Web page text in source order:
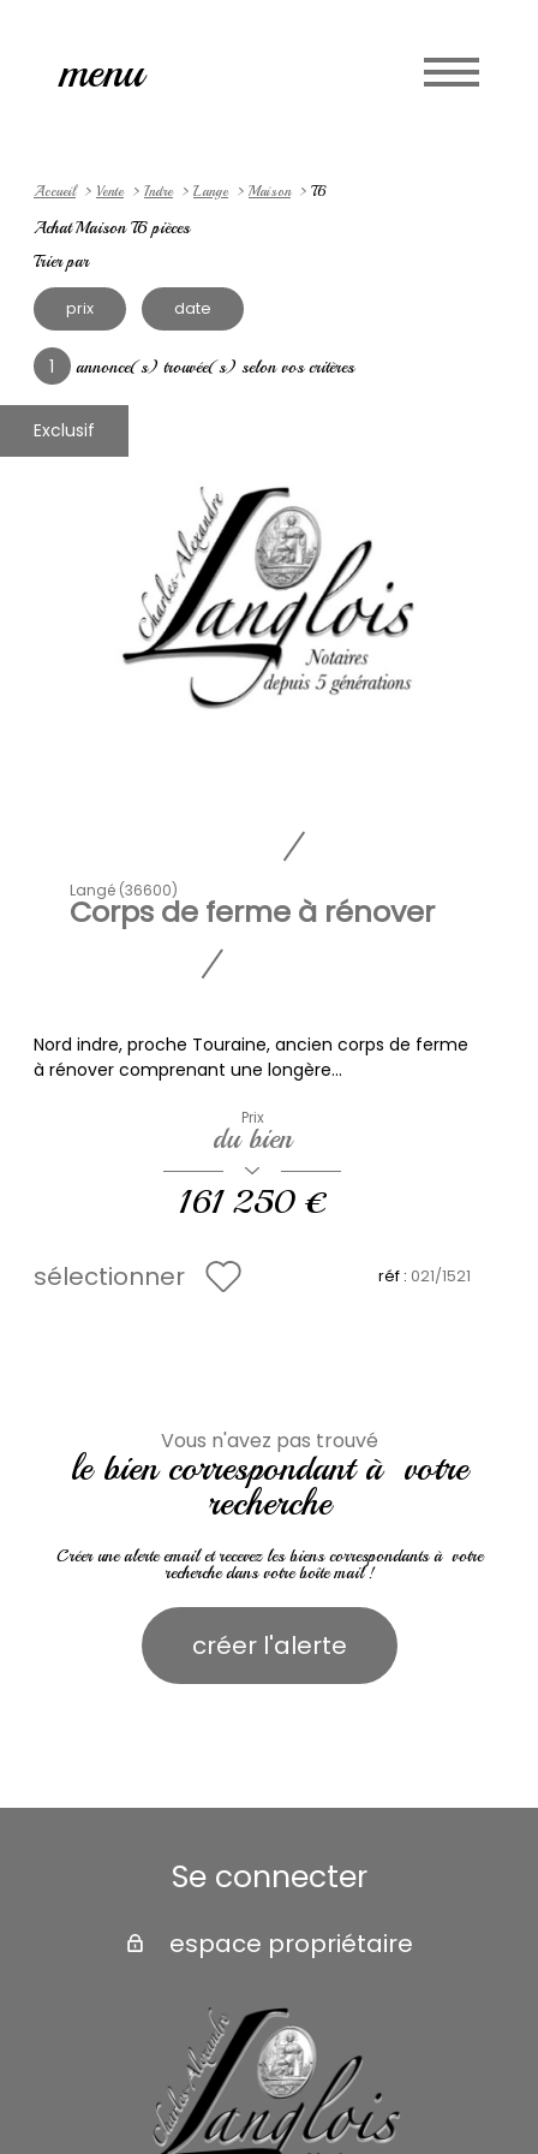
menu
Accueil Vente Indre Lange Maison T6
Achat Maison T6 pièces
Trier par
prix date
1 annonce(s) trouvée(s) selon vos critères
Exclusif
Langé (36600)
Corps de ferme à rénover
Nord indre, proche Touraine, ancien corps de ferme
à rénover comprenant une longère...
Prix
du bien
161 250 €
sélectionner réf : 021/1521
Vous n'avez pas trouvé
le bien correspondant à votre
recherche
Créer une alerte email et recevez les biens correspondants à votre
recherche dans votre boîte mail !
créer l'alerte
Se connecter
espace propriétaire